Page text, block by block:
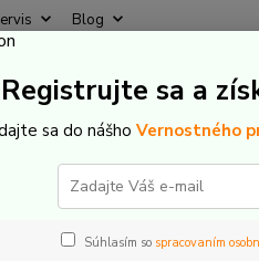
Blog
Elektrobicykle Celoodpružené
SAGA 2026
Registrujte sa a
sa do nášho Vernostného
Súhlasím so spracovaním